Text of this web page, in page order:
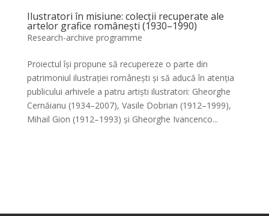
Ilustratori în misiune: colecții recuperate ale
artelor grafice românești (1930–1990)
Research-archive programme
Proiectul își propune să recupereze o parte din
patrimoniul ilustrației românești și să aducă în atenția
publicului arhivele a patru artiști ilustratori: Gheorghe
Cernăianu (1934–2007), Vasile Dobrian (1912–1999),
Mihail Gion (1912–1993) și Gheorghe Ivancenco...